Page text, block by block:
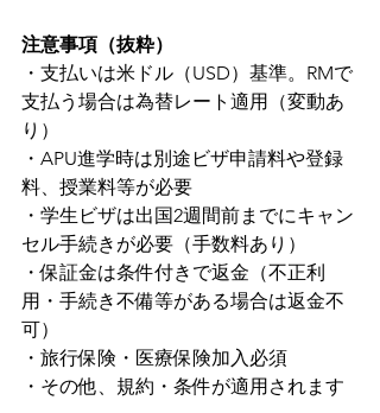
注意事項（抜粋）
・支払いは米ドル（USD）基準。RMで
支払う場合は為替レート適用（変動あ
り）
・APU進学時は別途ビザ申請料や登録
料、授業料等が必要
・学生ビザは出国2週間前までにキャン
セル手続きが必要（手数料あり）
・保証金は条件付きで返金（不正利
用・手続き不備等がある場合は返金不
可）
・旅行保険・医療保険加入必須
・その他、規約・条件が適用されます